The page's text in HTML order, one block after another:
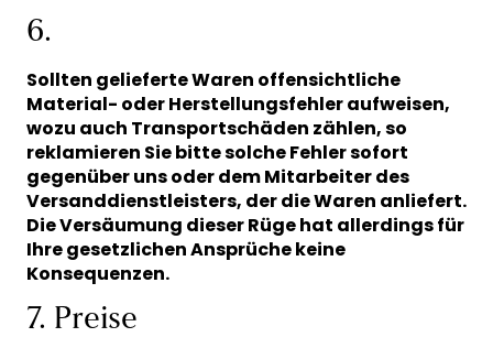
6.
Sollten gelieferte Waren offensichtliche
Material- oder Herstellungsfehler aufweisen,
wozu auch Transportschäden zählen, so
reklamieren Sie bitte solche Fehler sofort
gegenüber uns oder dem Mitarbeiter des
Versanddienstleisters, der die Waren anliefert.
Die Versäumung dieser Rüge hat allerdings für
Ihre gesetzlichen Ansprüche keine
Konsequenzen.
7. Preise